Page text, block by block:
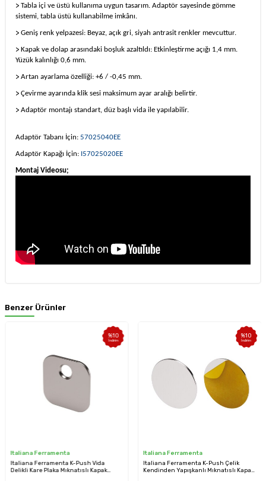
> Tabla içi ve üstü kullanıma uygun tasarım. Adaptör sayesinde gömme
sistemi, tabla üstü kullanabilme imkânı.
> Geniş renk yelpazesi: Beyaz, açık gri, siyah antrasit renkler mevcuttur.
> Kapak ve dolap arasındaki boşluk azaltıldı: Etkinleştirme açığı 1,4 mm.
Yüzük kalınlığı 0,6 mm.
> Artan ayarlama özelliği: +6 / -0,45 mm.
> Çevirme ayarında klik sesi maksimum ayar aralığı belirtir.
> Adaptör montajı standart, düz başlı vida ile yapılabilir.
Adaptör Tabanı İçin: 57025040EE
Adaptör Kapağı İçin: I57025020EE
Montaj Videosu;
Benzer Ürünler
%10
İndirim
Italiana Ferramenta
Italiana Ferramenta K-Push Vida
Delikli Kare Plaka Mıknatıslı Kapak
%10
İndirim
Italiana Ferramenta
Italiana Ferramenta K-Push Çelik
Kendinden Yapışkanlı Mıknatıslı Kapak